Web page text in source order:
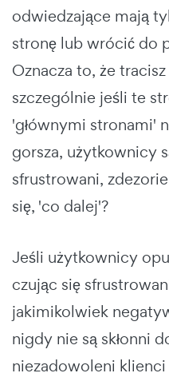
odwiedzające mają
stronę lub wrócić do
Oznacza to, że
szczególnie jeśli te
'głównymi stronami'
gorsza, użytkownicy
sfrustrowani,
się, 'co dalej'?
Jeśli użytkownicy
czując się
jakimikolwiek
nigdy nie są skłonni
niezadowoleni klienci